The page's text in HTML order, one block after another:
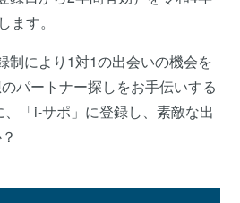
す。
制により1対1の出会いの機会を
パートナー探しをお手伝いする
「i-サポ」に登録し、素敵な出